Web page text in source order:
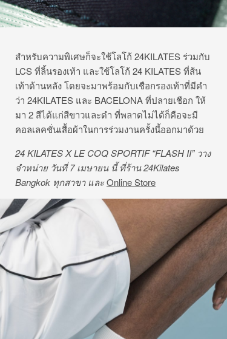
สำหรับความพิเศษก็จะใช้โลโก้ 24KILATES ร่วมกับ
LCS ที่ลิ้นรองเท้า และใช้โลโก้ 24 KILATES ที่ส้น
เท้าด้านหลัง โดยจะมาพร้อมกับเชือกรองเท้าที่มีคำ
ว่า 24KILATES และ BACELONA ที่ปลายเชือก ให้
มา 2 สีได้แก่สีขาวและดำ ที่พลาดไม่ได้ก็คือจะมี
คอลเลคชั่นเสื้อผ้าในการร่วมงานครั้งนี้ออกมาด้วย
24 KILATES X LE COQ SPORTIF “FLASH II” วาง
จำหน่าย วันที่ 7 เมษายน นี้ ที่ร้าน 24Kilates
Bangkok ทุกสาขา และOnline Store